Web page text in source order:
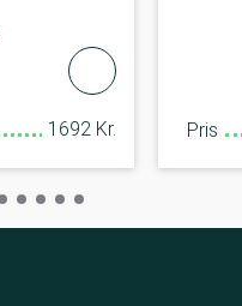
1692 Kr. Pris